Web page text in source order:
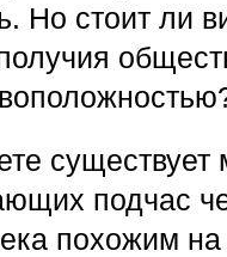
Но стоит ли
подчас
похожим